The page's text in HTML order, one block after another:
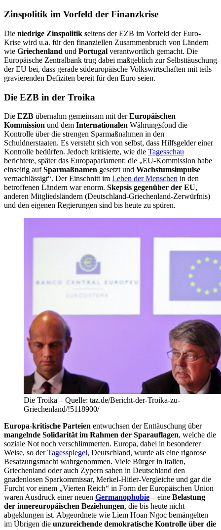
Zinspolitik im Vorfeld der Finanzkrise
Die niedrige Zinspolitik seitens der EZB im Vorfeld der Euro-
Krise wird u.a. für den finanziellen Zusammenbruch von Ländern
wie Griechenland und Portugal verantwortlich gemacht. Die
Europäische Zentralbank trug dabei maßgeblich zur Selbsttäuschung
der EU bei, dass gerade südeuropäische Volkswirtschaften mit teils
gravierenden Defiziten bereit für den Euro seien.
Die EZB in der Troika
Die EZB übernahm gemeinsam mit derEuropäischen
Kommission und dem Internationalen Währungsfond die
Kontrolle über die strengen Sparmaßnahmen in den
Schuldnerstaaten. Es versteht sich von selbst, dass Hilfsgelder einer
Kontrolle bedürfen. Jedoch kritisierte, wie die Tagesschau
berichtete, später das Europaparlament: die „EU-Kommission habe
einseitig aufSparmaßnamen gesetzt und Wachstumsimpulse
vernachlässigt“. Der Einschnitt im Leben der Menschen in den
betroffenen Ländern war enorm. Skepsis gegenüber der EU,
anderen Mitgliedsländern (Deutschland-Griechenland-Zerwürfnis)
und den eigenen Regierungen sind bis heute zu spüren.
Die Troika – Quelle: taz.de/Bericht-der-Troika-zu-
Griechenland/!5118900/
Europa-kritische Parteien entwuchsen der Enttäuschung über
mangelnde Solidarität im Rahmen der Sparauflagen, welche die
soziale Not noch verschlimmerten. Europa, dabei in besonderer
Weise, so derTagesspiegel, Deutschland, wurde als eine rigorose
Besatzungsmacht wahrgenommen. Viele Bürger in Italien,
Griechenland oder auch Zypern sahen in Deutschland den
gnadenlosen Sparkommissar, Merkel-Hitler-Vergleiche und gar die
Furcht vor einem „Vierten Reich“ in Form der Europäischen Union
waren Ausdruck einer neuen Germanophobie – eine Belastung
der innereuropäischen Beziehungen, die bis heute nicht
abgeklungen ist. Abgeordnete wie Liem Hoan Ngoc bemängelten
im Übrigen die unzureichende demokratische Kontrolle über die